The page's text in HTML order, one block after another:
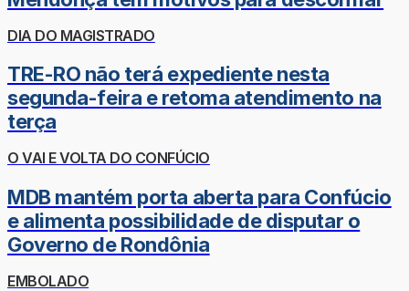
DIA DO MAGISTRADO
TRE-RO não terá expediente nesta
segunda-feira e retoma atendimento na
terça
O VAI E VOLTA DO CONFÚCIO
MDB mantém porta aberta para Confúcio
e alimenta possibilidade de disputar o
Governo de Rondônia
EMBOLADO